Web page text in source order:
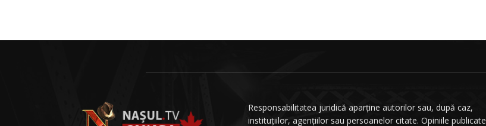
Responsabilitatea juridică aparține autorilor sau, după caz,
instituțiilor, agențiilor sau persoanelor citate. Opiniile publicate